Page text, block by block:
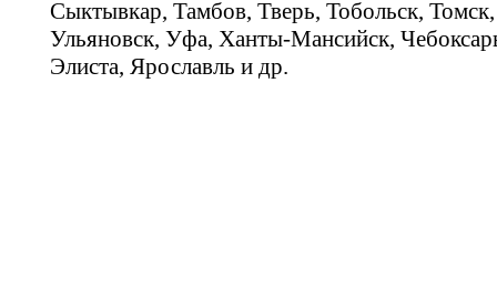
Сыктывкар, Тамбов, Тверь, Тобольск,
Ульяновск, Уфа, Ханты-Мансийск,
Элиста, Ярославль и др.